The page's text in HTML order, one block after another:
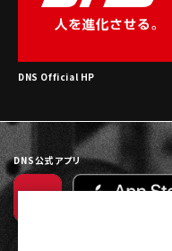
DNS Official HP
DNS公式アプリ